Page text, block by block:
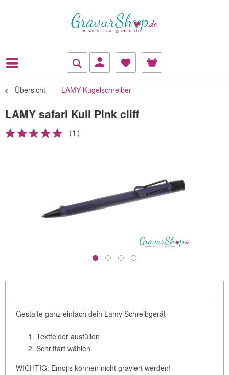
Übersicht LAMY Kugelschreiber
LAMY safari Kuli Pink cliff
(1)
Gestalte ganz einfach dein Lamy Schreibgerät
Textfelder ausfüllen
Schriftart wählen
WICHTIG: Emojis können nicht graviert werden!